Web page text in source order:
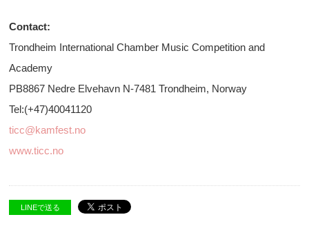
Contact:
Trondheim International Chamber Music Competition and
Academy
PB8867 Nedre Elvehavn N-7481 Trondheim, Norway
Tel:(+47)40041120
ticc@kamfest.no
www.ticc.no
LINEで送る